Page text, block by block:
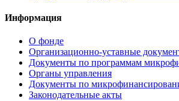
Информация
О фонде
Организационно-уставные
Документы по программам
Органы управления
Документы по
Законодательные акты